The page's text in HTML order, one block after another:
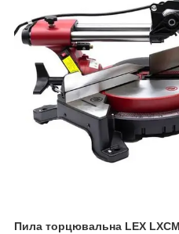
Пила торцювальна LEX